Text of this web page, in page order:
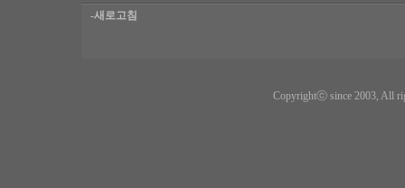
-새로고침
Copyrightⓒ since 2003, All